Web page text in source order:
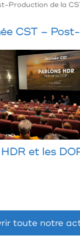
Production de la
CST –
HDR et les
toute notre